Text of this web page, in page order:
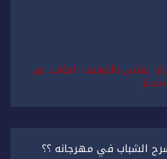
يقضي بالتوقيف المؤقت عن
مسرح الشباب في مهرجانه ؟؟